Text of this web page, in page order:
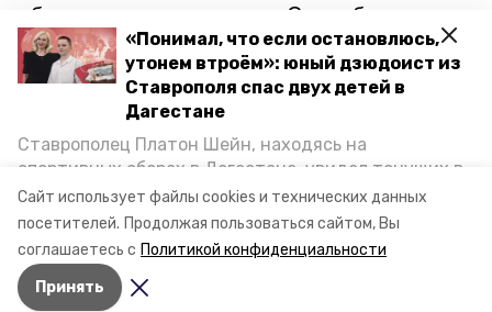
Сайт использует файлы cookies и технических данных
посетителей. Продолжая пользоваться сайтом, Вы
соглашаетесь с Политикой конфиденциальности
Принять
«Понимал, что если остановлюсь,
утонем втроём»: юный дзюдоист из
Ставрополя спас двух детей в
Дагестане
Ставрополец Платон Шейн, находясь на
спортивных сборах в Дегестане, увидел тонущих в
Каспийском море детей и бросился на помощь. По
возвращении домой, отважного мальчика
пригласили в министерство образования края и
наградили. Корреспондент «Победы26» пообщался
с юным героем.
обязательном порядке. Спасибо за
обращение», — подчеркнул Сергей
Гультяев. Напомним, до этого
сообщалось о ставропольском дачном
товариществе, котороеуличили
загрязнении воды. Кроме того,
природоохранное законодательство
нарушилневинномысский водоканал.
Видео: chp_stv